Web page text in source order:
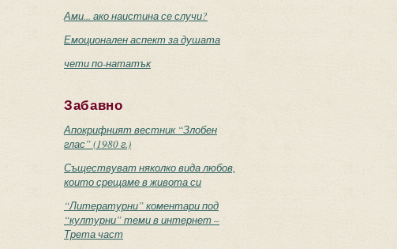
Ами... ако наистина се случи?
Емоционален аспект за душата
чети по-нататък
Забавно
Апокрифният вестник “Злобен
глас” (1980 г.)
Съществуват няколко вида любов,
които срещаме в живота си
“Литературни” коментари под
“културни” теми в интернет –
Трета част